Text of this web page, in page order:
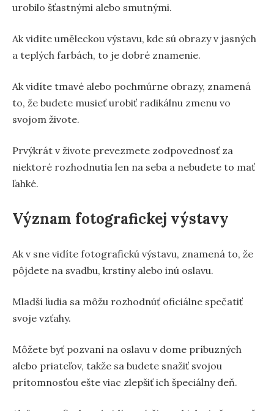
urobilo šťastnými alebo smutnými.
Ak vidíte uměleckou výstavu, kde sú obrazy v jasných
a teplých farbách, to je dobré znamenie.
Ak vidíte tmavé alebo pochmúrne obrazy, znamená
to, že budete musieť urobiť radikálnu zmenu vo
svojom živote.
Prvýkrát v živote prevezmete zodpovednosť za
niektoré rozhodnutia len na seba a nebudete to mať
ľahké.
Význam fotografickej výstavy
Ak v sne vidíte fotografickú výstavu, znamená to, že
pôjdete na svadbu, krstiny alebo inú oslavu.
Mladší ľudia sa môžu rozhodnúť oficiálne spečatiť
svoje vzťahy.
Môžete byť pozvaní na oslavu v dome príbuzných
alebo priateľov, takže sa budete snažiť svojou
prítomnosťou ešte viac zlepšiť ich špeciálny deň.